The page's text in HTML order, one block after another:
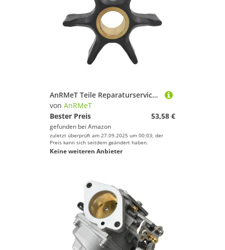
AnRMeT Teile Reparaturservice for Wasserpumpenlaufräder, passend for Außenbordmotoren mit 85–300 PS, 5001593
von AnRMeT
Bester Preis
53,58 €
gefunden bei Amazon
zuletzt überprüft am 27.09.2025 um 00:03; der
Preis kann sich seitdem geändert haben.
Keine weiteren Anbieter